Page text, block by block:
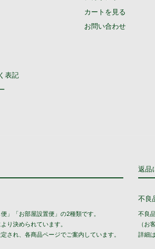
カートを見る
お問い合わせ
表記
」「お部屋設置便」の2種類です。
り決められています。
され、各商品ページでご案内しています。
返品
不良
不良
（お
詳細は